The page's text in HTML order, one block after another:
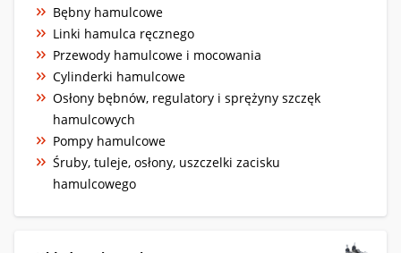
Bębny hamulcowe
Linki hamulca ręcznego
Przewody hamulcowe i mocowania
Cylinderki hamulcowe
Osłony bębnów, regulatory i sprężyny szczęk
hamulcowych
Pompy hamulcowe
Śruby, tuleje, osłony, uszczelki zacisku
hamulcowego